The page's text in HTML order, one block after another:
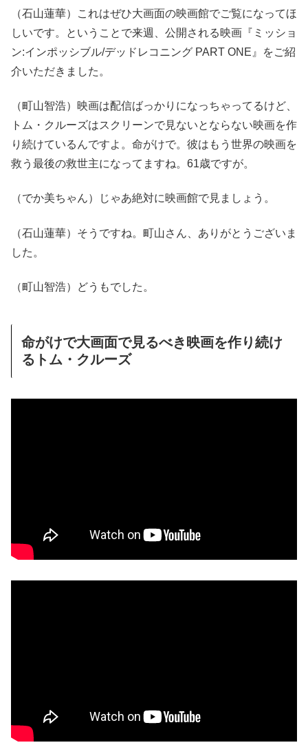
（石山蓮華）これはぜひ大画面の映画館でご覧になってほ
しいです。ということで来週、公開される映画『ミッショ
ン:インポッシブル/デッドレコニング PART ONE』をご紹
介いただきました。
（町山智浩）映画は配信ばっかりになっちゃってるけど、
トム・クルーズはスクリーンで見ないとならない映画を作
り続けているんですよ。命がけで。彼はもう世界の映画を
救う最後の救世主になってますね。61歳ですが。
（でか美ちゃん）じゃあ絶対に映画館で見ましょう。
（石山蓮華）そうですね。町山さん、ありがとうございま
した。
（町山智浩）どうもでした。
命がけで大画面で見るべき映画を作り続け
るトム・クルーズ